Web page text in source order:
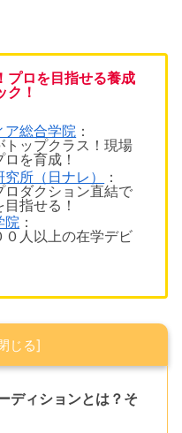
プロを目指せる養成
ク！
ア総合学院 ：
トップクラス！現場
を育成！
所（日ナレ）
：
ロダクション直結で
指せる！
院 ：
０人以上の在学デビ
ディションとは？そ